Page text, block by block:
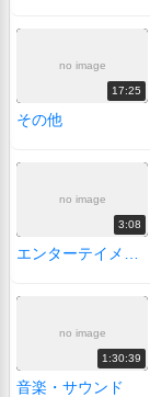
no image
17:25
その他
no image
3:08
no image
1:30:39
音楽・サウンド